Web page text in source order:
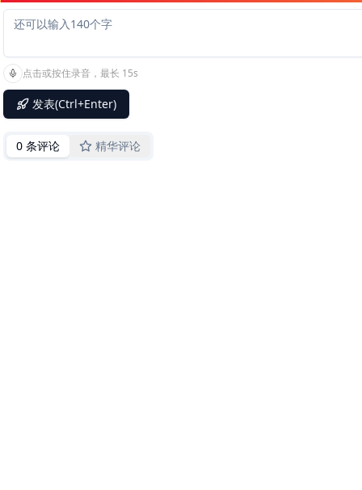
点击或按住录音，最长 15s
发表(Ctrl+Enter)
0 条评论 精华评论